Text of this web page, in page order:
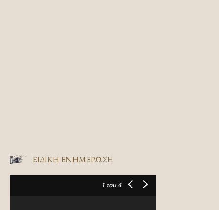
ΕΙΔΙΚΉ ΕΝΗΜΈΡΩΣΗ
1 του 4